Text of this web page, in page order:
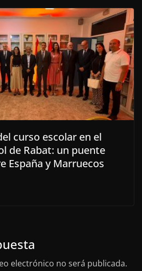
curso escolar en el
de Rabat: un puente
España y Marruecos
electrónico no será publicada.